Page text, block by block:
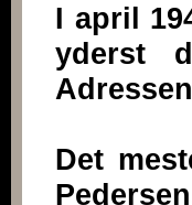
I april
yderst
Det